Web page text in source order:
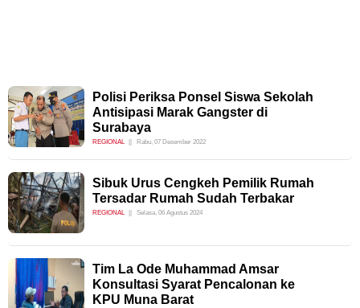
Polisi Periksa Ponsel Siswa Sekolah
Antisipasi Marak Gangster di
Surabaya
REGIONAL Rabu, 07 Desember 2022
Sibuk Urus Cengkeh Pemilik Rumah
Tersadar Rumah Sudah Terbakar
REGIONAL Selasa, 06 Agustus 2024
Tim La Ode Muhammad Amsar
Konsultasi Syarat Pencalonan ke
KPU Muna Barat